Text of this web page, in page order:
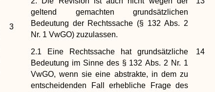
3
geltend gemachten grundsätzlichen
Bedeutung der Rechtssache (§ 132 Abs. 2
Nr. 1 VwGO) zuzulassen.
14
2.1 Eine Rechtssache hat grundsätzliche
Bedeutung im Sinne des § 132 Abs. 2 Nr. 1
VwGO, wenn sie eine abstrakte, in dem zu
entscheidenden Fall erhebliche Frage des